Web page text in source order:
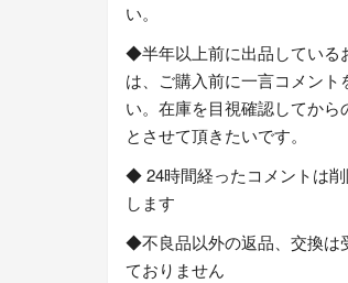
い。
◆半年以上前に出品している
は、ご購入前に一言コメント
い。在庫を目視確認してから
とさせて頂きたいです。
◆ 24時間経ったコメントは削
します
◆不良品以外の返品、交換は
ておりません